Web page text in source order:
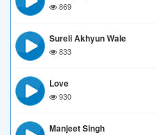
869
Sureli Akhyun Wale
833
Love
930
Manjeet Singh